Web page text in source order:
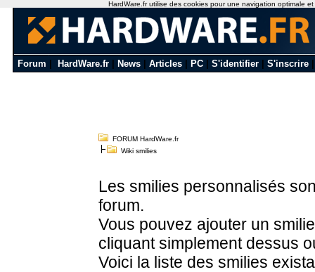
Forum HardWare.fr News Articles PC S'identifier S'inscrire
FORUM HardWare.fr
Wiki smilies
Les smilies personnalisés
forum.
Vous pouvez ajouter un
cliquant simplement dessus
Voici la liste des smilies
HardWare.fr utilise des cookies pour une navigation optimale